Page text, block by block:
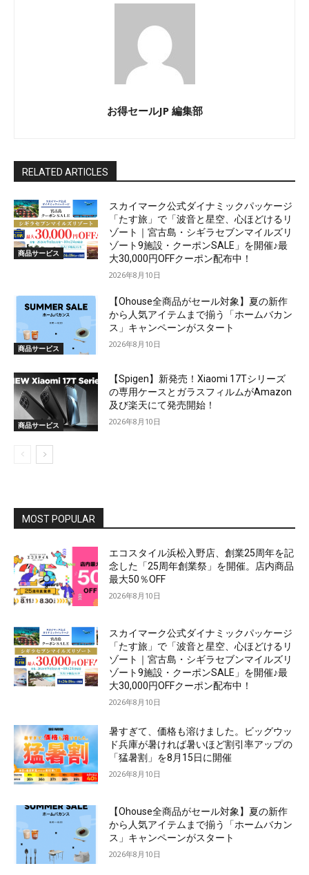
お得セールJP 編集部
RELATED ARTICLES
商品サービス
スカイマーク公式ダイナミックパッケージ
「たす旅」で「波音と星空、心ほどけるリ
ゾート｜宮古島・シギラセブンマイルズリ
ゾート9施設・クーポンSALE」を開催♪最
大30,000円OFFクーポン配布中！
2026年8月10日
商品サービス
【Ohouse全商品がセール対象】夏の新作
から人気アイテムまで揃う「ホームバカン
ス」キャンペーンがスタート
2026年8月10日
商品サービス
【Spigen】新発売！Xiaomi 17Tシリーズ
の専用ケースとガラスフィルムがAmazon
及び楽天にて発売開始！
2026年8月10日
MOST POPULAR
エコスタイル浜松入野店、創業25周年を記
念した「25周年創業祭」を開催。店内商品
最大50％OFF
2026年8月10日
スカイマーク公式ダイナミックパッケージ
「たす旅」で「波音と星空、心ほどけるリ
ゾート｜宮古島・シギラセブンマイルズリ
ゾート9施設・クーポンSALE」を開催♪最
大30,000円OFFクーポン配布中！
2026年8月10日
暑すぎて、価格も溶けました。ビッグウッ
ド兵庫が暑ければ暑いほど割引率アップの
「猛暑割」を8月15日に開催
2026年8月10日
【Ohouse全商品がセール対象】夏の新作
から人気アイテムまで揃う「ホームバカン
ス」キャンペーンがスタート
2026年8月10日